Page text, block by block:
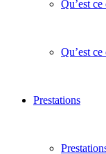
Qu’est
Qu’est
Prestations